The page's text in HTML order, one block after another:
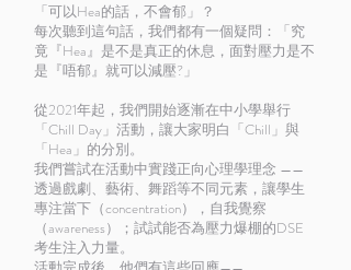
「可以Hea的話，不會郁」？
每次聽到這句話，我們都有一個疑問：「究
竟『Hea』是不是真正的休息，面對壓力是不
是『唔郁』就可以減壓?」
從2021年起，我們開始逐漸在中小學舉行
「Chill Day」活動，讓大家明白「Chill」與
「Hea」的分別。
我們嘗試在活動中實踐正向心理學理念 ——
透過戲劇、藝術、舞蹈等不同元素，讓學生
專注當下（concentration），自我覺察
（awareness）；試試能否為壓力爆棚的DSE
考生注入力量。